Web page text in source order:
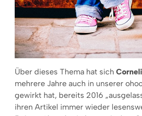
Über dieses Thema hat sich
mehrere Jahre auch in unserer
gewirkt hat, bereits 2016
ihren Artikel immer wieder